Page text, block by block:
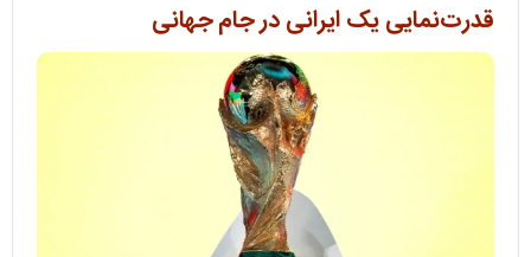
قدرت‌نمایی یک ایرانی در جام جهانی